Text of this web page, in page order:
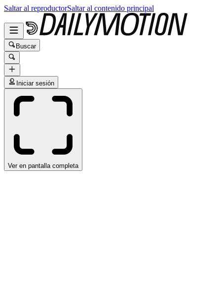
Saltar al reproductorSaltar al contenido principal
Buscar
Iniciar sesión
Ver en pantalla completa